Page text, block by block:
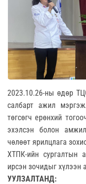
2023.10.26-ны өдөр
салбарт ажил
төгсөгч ерөнхий
эхэлсэн болон
чөлөөт ярилцлага
ХТПК-ийн сургалтын
ирсэн зочидыг хүлээн
УУЛЗАЛТАНД: